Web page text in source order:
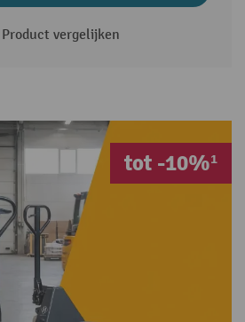
Product vergelijken
tot -10%¹